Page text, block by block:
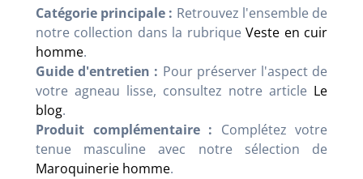
Catégorie principale : Retrouvez l'ensemble de
notre collection dans la rubriqueVeste en cuir
homme.
Guide d'entretien : Pour préserver l'aspect de
votre agneau lisse, consultez notre article Le
blog.
Produit complémentaire : Complétez votre
tenue masculine avec notre sélection de
Maroquinerie homme.